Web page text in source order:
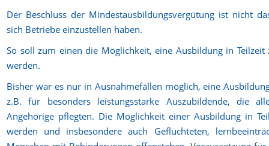
Der Beschluss der Mindestausbildungsvergütung ist nicht
sich Betriebe einzustellen haben.
So soll zum einen die Möglichkeit, eine Ausbildung in Teilzeit
werden.
Bisher war es nur in Ausnahmefällen möglich, eine
z.B. für besonders leistungsstarke Auszubildende, die
Angehörige pflegten. Die Möglichkeit einer Ausbildung in
werden und insbesondere auch Geflüchteten,